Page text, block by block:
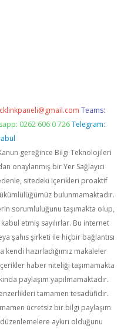
Teams:
0262 606 0 726 Telegram:
gereğince Bilgi Teknolojileri
onaylanmış bir Yer Sağlayıcı
sitedeki içerikleri proaktif
bulunmamaktadır.
sorumluluğunu taşımakta olup,
etmiş sayılırlar. Bu internet
şahıs şirketi ile hiçbir bağlantısı
kendi hazırladığımız makaleler
haber niteliği taşımamakta
paylaşım yapılmamaktadır.
tamamen tesadüfidir.
ücretsiz bir bilgi paylaşım
aykırı olduğunu